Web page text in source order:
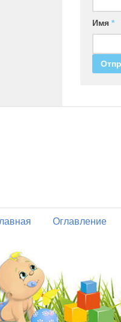
Имя *
Оглавление